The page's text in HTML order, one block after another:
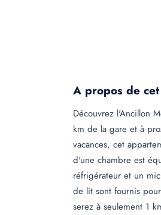
A propos de
Découvrez l'Ancillon
km de la gare et à
vacances, cet
d'une chambre est
réfrigérateur et un
de lit sont fournis
serez à seulement 1